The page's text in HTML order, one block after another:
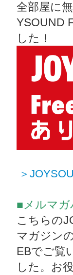
全部屋に
YSOUND
した！
＞
■メルマガ
こちらの
マガジン
EBでご覧
した。お